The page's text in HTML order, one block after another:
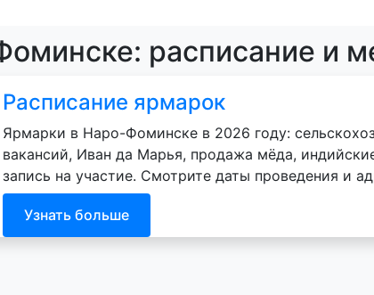
расписание и
Расписание ярмарок
Ярмарки в Наро-Фоминске в 2026 году:
вакансий, Иван да Марья, продажа мёда,
запись на участие. Смотрите даты проведения и
Узнать больше